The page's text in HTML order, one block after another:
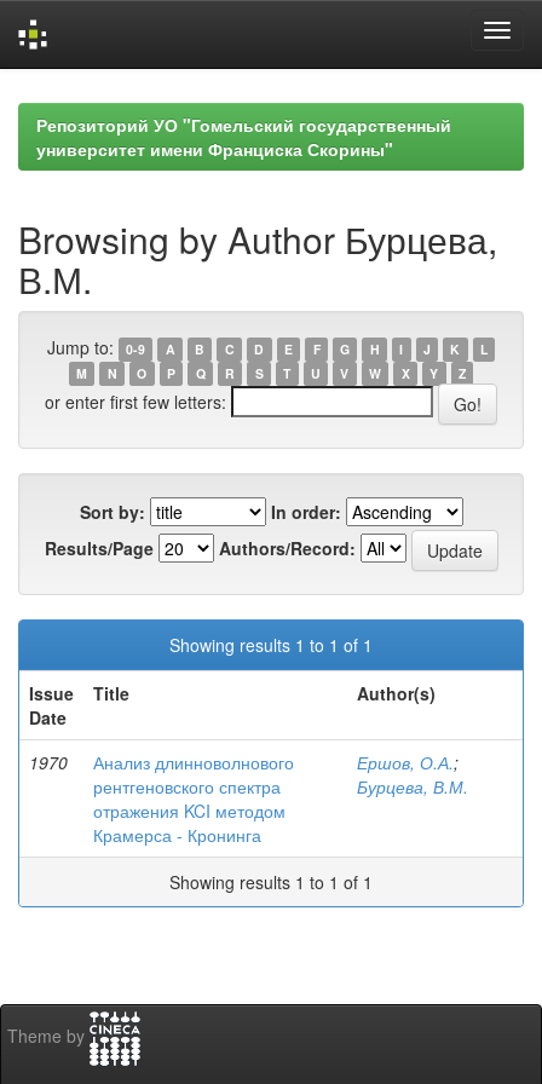
navigationРепозиторий УО "Гомельский государственный
университет имени Франциска Скорины"
Browsing by Author Бурцева,
В.М.
Jump to: 0-9 A B C D E F G H I J K
L
M
N O P Q R S T U V W X Y Z
or enter first few letters:
Sort by:
In order:
Results/Page
Authors/Record:
Showing results 1 to 1 of 1
Issue
Date
Title Author(s)
1970
Анализ длинноволнового
рентгеновского спектра
отражения KCI методом
Крамерса - Кронинга
Ершов, О.А.;
Бурцева, В.М.
Showing results 1 to 1 of 1
Theme by